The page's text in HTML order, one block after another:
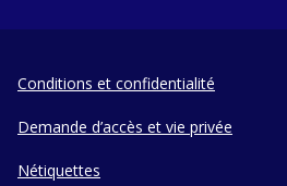
Conditions et confidentialité
Demande d’accès et vie privée
Nétiquettes